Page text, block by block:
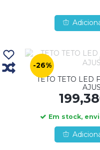
-26%
TETO TETO LED
Em stock,